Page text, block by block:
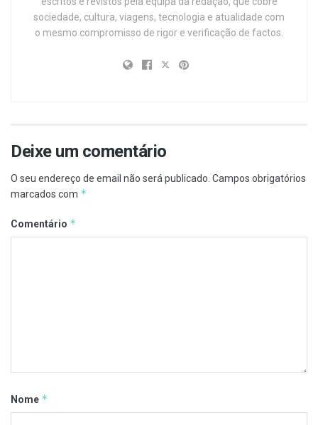
sociedade, cultura, viagens, tecnologia e atualidade com
o mesmo compromisso de rigor e verificação de factos.
Deixe um comentário
O seu endereço de email não será publicado. Campos obrigatórios
marcados com *
Comentário *
Nome *